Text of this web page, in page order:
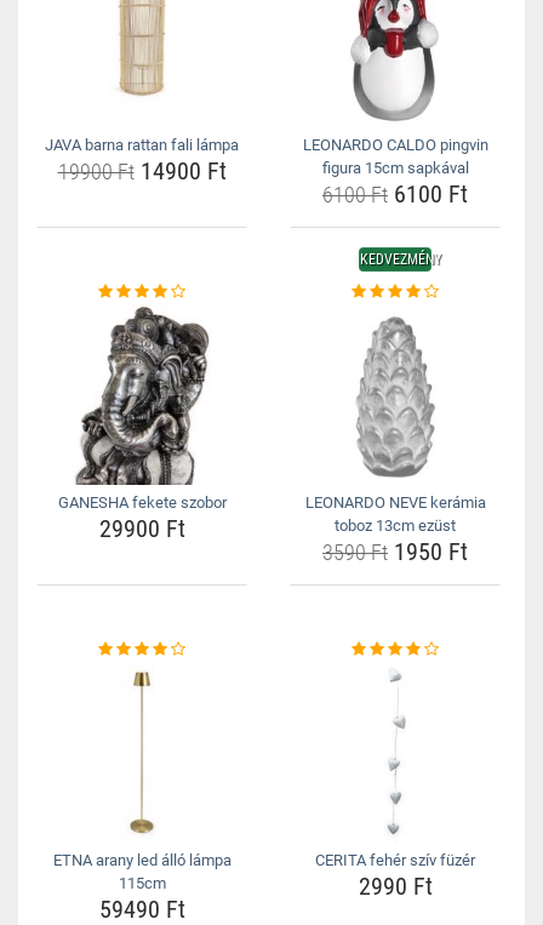
JAVA barna rattan fali lámpa
19900 Ft14900 Ft
LEONARDO CALDO pingvin
figura 15cm sapkával
6100 Ft 6100 Ft
GANESHA fekete szobor
29900 Ft
KEDVEZMÉNY
LEONARDO NEVE kerámia
toboz 13cm ezüst
3590 Ft 1950 Ft
ETNA arany led álló lámpa
115cm
59490 Ft
CERITA fehér szív füzér
2990 Ft